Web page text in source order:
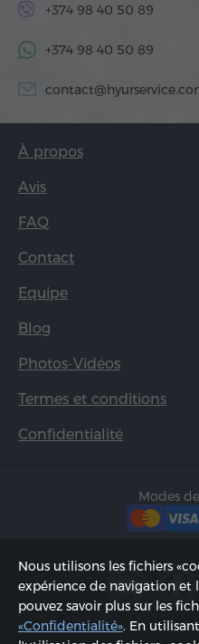
+374 98 40 50 89
+374 98 40 50 89
À propos
Avis
FAQ
Contact
Equipe
Blog
Photos-Vidéos
Termes et conditions
Confidentialité
Modes
Nous utilisons les fichiers
expérience de navigation et
pouvez savoir plus sur les
«Confidentialité». En